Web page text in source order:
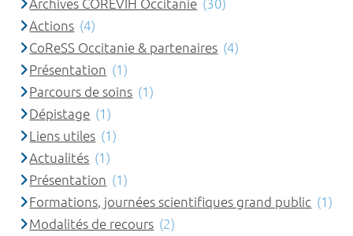
Archives COREVIH Occitanie (30)
Actions (4)
CoReSS Occitanie & partenaires (4)
Présentation (1)
Parcours de soins (1)
Dépistage (1)
Liens utiles (1)
Actualités (1)
Présentation (1)
Formations, journées scientifiques grand public (1)
Modalités de recours (2)